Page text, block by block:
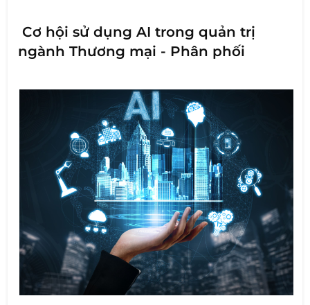
Cơ hội sử dụng AI trong quản trị
ngành Thương mại - Phân phối